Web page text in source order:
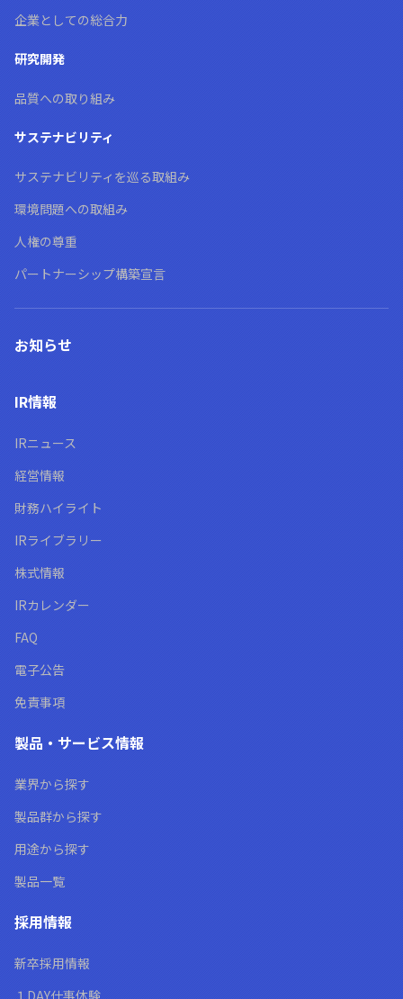
企業としての総合力
研究開発
品質への取り組み
サステナビリティ
サステナビリティを巡る取組み
環境問題への取組み
人権の尊重
パートナーシップ構築宣言
お知らせ
IR情報
IRニュース
経営情報
財務ハイライト
IRライブラリー
株式情報
IRカレンダー
FAQ
電子公告
免責事項
製品・サービス情報
業界から探す
製品群から探す
用途から探す
製品一覧
採用情報
新卒採用情報
１DAY仕事体験